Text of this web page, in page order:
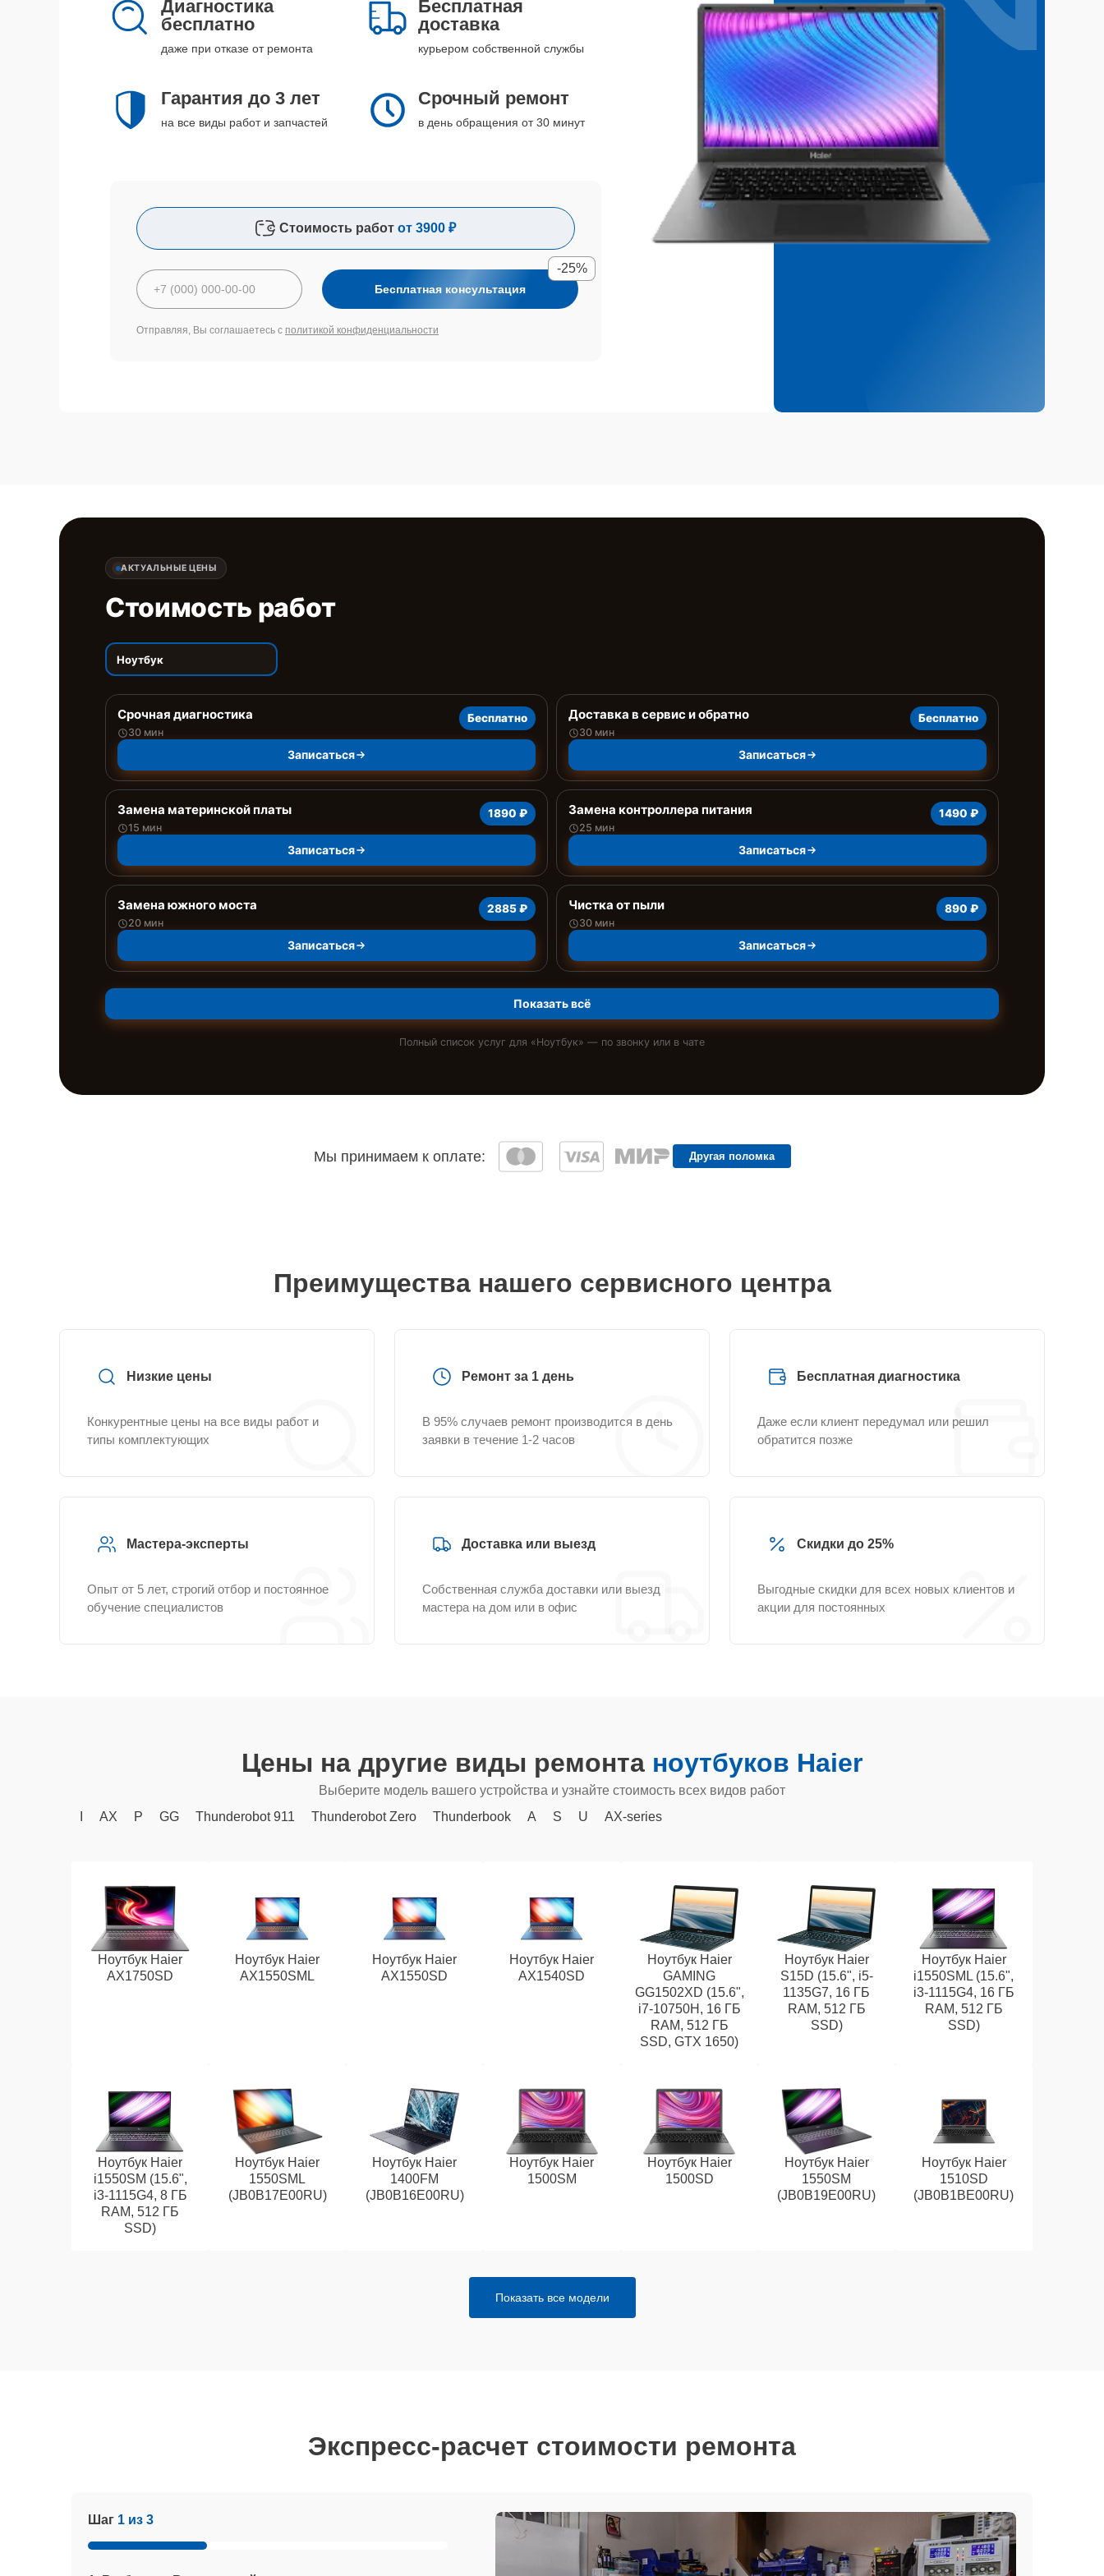
Диагностика
бесплатно
даже при отказе от ремонта
Бесплатная
доставка
курьером собственной службы
Гарантия до 3 лет
на все виды работ и запчастей
Срочный ремонт
в день обращения от 30 минут
Стоимость работ от 3900 ₽
Бесплатная консультация
-25%
Отправляя, Вы соглашаетесь с политикой конфиденциальности
АКТУАЛЬНЫЕ ЦЕНЫ
Стоимость работ
Ноутбук
Срочная диагностика
30 мин
Бесплатно
Записаться
Доставка в сервис и обратно
30 мин
Бесплатно
Записаться
Замена материнской платы
15 мин
1890 ₽
Записаться
Замена контроллера питания
25 мин
1490 ₽
Записаться
Замена южного моста
20 мин
2885 ₽
Записаться
Чистка от пыли
30 мин
890 ₽
Записаться
Показать всё
Полный список услуг для «Ноутбук» — по звонку или в чате
Мы принимаем к оплате: Другая поломка
Преимущества нашего сервисного центра
Низкие цены
Конкурентные цены на все виды работ и
типы комплектующих
Ремонт за 1 день
В 95% случаев ремонт производится в день
заявки в течение 1-2 часов
Бесплатная диагностика
Даже если клиент передумал или решил
обратится позже
Мастера-эксперты
Опыт от 5 лет, строгий отбор и постоянное
обучение специалистов
Доставка или выезд
Собственная служба доставки или выезд
мастера на дом или в офис
Скидки до 25%
Выгодные скидки для всех новых клиентов и
акции для постоянных
Цены на другие виды ремонта ноутбуков Haier
Выберите модель вашего устройства и узнайте стоимость всех видов работ
AX P GG Thunderobot 911 Thunderobot Zero Thunderbook A S U AX‑series
Ноутбук Haier
AX1750SD
Ноутбук Haier
AX1550SML
Ноутбук Haier
AX1550SD
Ноутбук Haier
AX1540SD
Ноутбук Haier
GAMING
GG1502XD (15.6",
i7-10750H, 16 ГБ
RAM, 512 ГБ
SSD, GTX 1650)
Ноутбук Haier
S15D (15.6", i5-
1135G7, 16 ГБ
RAM, 512 ГБ
SSD)
Ноутбук Haier
i1550SML (15.6",
i3-1115G4, 16 ГБ
RAM, 512 ГБ
SSD)
Ноутбук Haier
i1550SM (15.6",
i3-1115G4, 8 ГБ
RAM, 512 ГБ
SSD)
Ноутбук Haier
1550SML
(JB0B17E00RU)
Ноутбук Haier
1400FM
(JB0B16E00RU)
Ноутбук Haier
1500SM
Ноутбук Haier
1500SD
Ноутбук Haier
1550SM
(JB0B19E00RU)
Ноутбук Haier
1510SD
(JB0B1BE00RU)
Показать все модели
Экспресс-расчет стоимости ремонта
Шаг 1 из 3